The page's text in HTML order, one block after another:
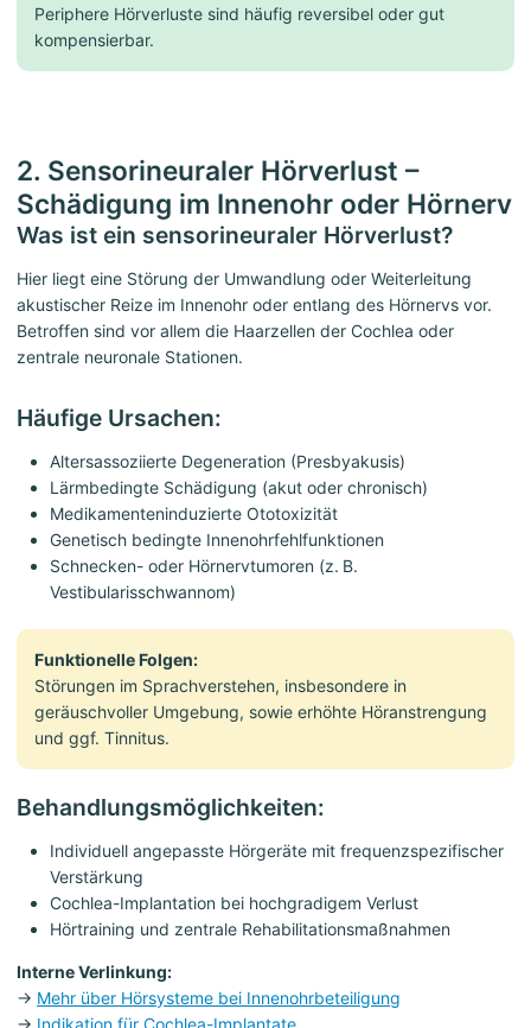
Periphere Hörverluste sind häufig reversibel oder gut
kompensierbar.
2. Sensorineuraler Hörverlust –
Schädigung im Innenohr oder Hörnerv
Was ist ein sensorineuraler Hörverlust?
Hier liegt eine Störung der Umwandlung oder Weiterleitung
akustischer Reize im Innenohr oder entlang des Hörnervs vor.
Betroffen sind vor allem die Haarzellen der Cochlea oder
zentrale neuronale Stationen.
Häufige Ursachen:
Altersassoziierte Degeneration (Presbyakusis)
Lärmbedingte Schädigung (akut oder chronisch)
Medikamenteninduzierte Ototoxizität
Genetisch bedingte Innenohrfehlfunktionen
Schnecken- oder Hörnervtumoren (z. B.
Vestibularisschwannom)
Funktionelle Folgen:
Störungen im Sprachverstehen, insbesondere in
geräuschvoller Umgebung, sowie erhöhte Höranstrengung
und ggf. Tinnitus.
Behandlungsmöglichkeiten:
Individuell angepasste Hörgeräte mit frequenzspezifischer
Verstärkung
Cochlea-Implantation bei hochgradigem Verlust
Hörtraining und zentrale Rehabilitationsmaßnahmen
Interne Verlinkung:
→ Mehr über Hörsysteme bei Innenohrbeteiligung